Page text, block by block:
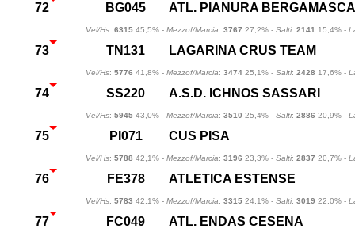
72 BG045 ATL. PIANURA BERGAMASCA
Vel/Hs: 6315 45,5% - Mezzof/Marcia: 3767 27,2% - Salti: 2141 15,4% -
73 TN131 LAGARINA CRUS TEAM
Vel/Hs: 5776 41,8% - Mezzof/Marcia: 3474 25,1% - Salti: 2428 17,6% -
74 SS220 A.S.D. ICHNOS SASSARI
Vel/Hs: 5945 43,0% - Mezzof/Marcia: 3510 25,4% - Salti: 2886 20,9% -
75 PI071 CUS PISA
Vel/Hs: 5788 42,1% - Mezzof/Marcia: 3196 23,3% - Salti: 2837 20,7% -
76 FE378 ATLETICA ESTENSE
Vel/Hs: 5783 42,1% - Mezzof/Marcia: 3315 24,1% - Salti: 3019 22,0% -
77 FC049 ATL. ENDAS CESENA